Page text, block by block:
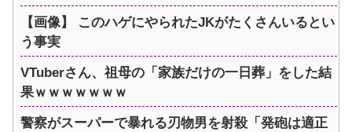
【画像】 このハゲにやられたJKがたくさんいるとい
う事実
VTuberさん、祖母の「家族だけの一日葬」をした結
果ｗｗｗｗｗｗｗ
警察がスーパーで暴れる刃物男を射殺「発砲は適正